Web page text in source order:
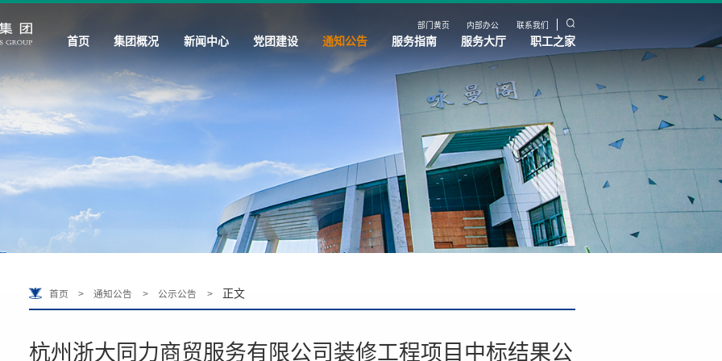
部门黄页 内部办公 联系我们
首页 集团概况 新闻中心 党团建设 通知公告 服务指南 服务大厅 职工之家
首页 > 通知公告 > 公示公告 > 正文
杭州浙大同力商贸服务有限公司装修工程项目中标结果公